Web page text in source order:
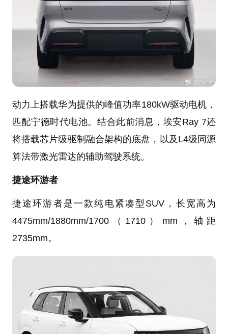
动力上搭载华为提供的峰值功率180kW驱动电机，
匹配宁德时代电池。结合此前消息，埃安Ray 7还
将搭载芯片级驱制融合架构的底盘，以及L4级同源
算法带激光雷达的辅助驾驶系统。
捷途环游者
捷途环游者是一款纯电紧凑型SUV，长宽高为
4475mm/1880mm/1700（1710）mm，轴距
2735mm。